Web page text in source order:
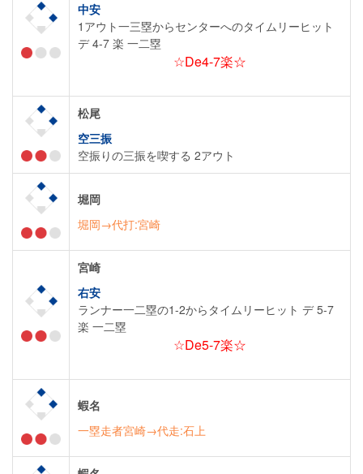
中安
1アウト一三塁からセンターへのタイムリーヒット
デ 4-7 楽 一二塁
☆De4-7楽☆
松尾
空三振
空振りの三振を喫する 2アウト
堀岡
堀岡→代打:宮崎
宮崎
右安
ランナー一二塁の1-2からタイムリーヒット デ 5-7
楽 一二塁
☆De5-7楽☆
蝦名
一塁走者宮崎→代走:石上